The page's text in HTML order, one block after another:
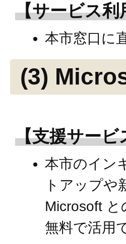
【サービス利
本市窓口に
(3)
【支援サービ
本市のイン
トアップや
Microsoft
無料で活用